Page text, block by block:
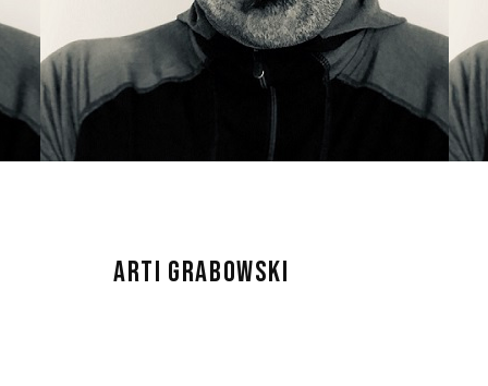
ARTI GRABOWSKI